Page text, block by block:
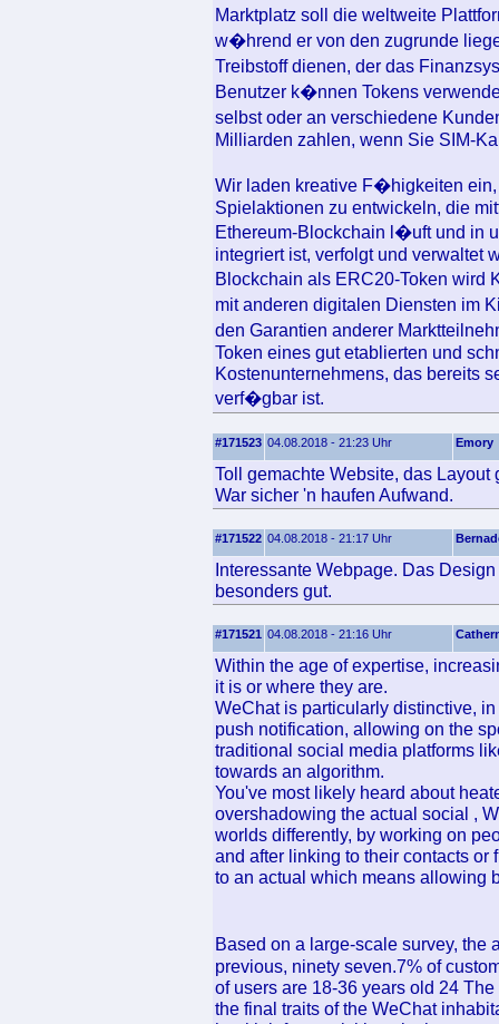
Marktplatz soll die weltweite
w�hrend er von den zugrunde
Treibstoff dienen, der das
Benutzer k�nnen Tokens
selbst oder an verschiedene
Milliarden zahlen, wenn Sie SIM-
Wir laden kreative F�higkeiten
Spielaktionen zu entwickeln, die
Ethereum-Blockchain l�uft und in
integriert ist, verfolgt und verwaltet
Blockchain als ERC20-Token
mit anderen digitalen Diensten im
den Garantien anderer
Token eines gut etablierten und
Kostenunternehmens, das bereits
verf�gbar ist.
#171523 04.08.2018 - 21:23 Uhr Emory
Toll gemachte Website, das Layout
War sicher 'n haufen Aufwand.
#171522 04.08.2018 - 21:17 Uhr
Interessante Webpage. Das
besonders gut.
#171521 04.08.2018 - 21:16 Uhr
Within the age of expertise,
it is or where they are.
WeChat is particularly distinctive,
push notification, allowing on the
traditional social media platforms
towards an algorithm.
You've most likely heard about
overshadowing the actual social ,
worlds differently, by working on
and after linking to their contacts
to an actual which means allowing
Based on a large-scale survey,
previous, ninety seven.7% of
of users are 18-36 years old 24
the final traits of the WeChat